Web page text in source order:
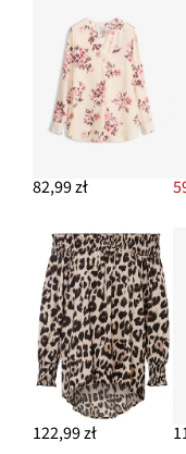
42,99 zł
82,99 zł
122,99 zł